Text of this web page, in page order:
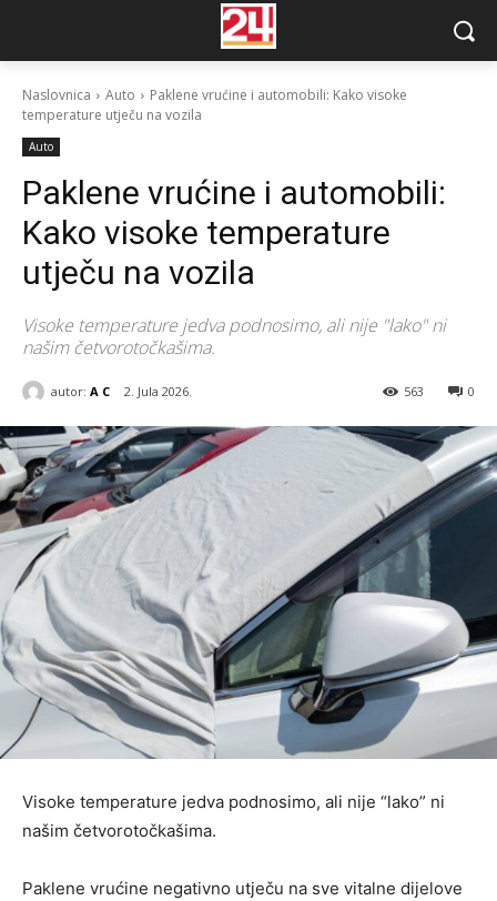
Naslovnica Auto
Paklene vrućine i automobili: Kako visoke
temperature utječu na vozila
Auto
Paklene vrućine i automobili:
Kako visoke temperature
utječu na vozila
Visoke temperature jedva podnosimo, ali nije "lako" ni
našim četvorotočkašima.
autor: A C 2. Jula 2026. 0
563
Visoke temperature jedva podnosimo, ali nije “lako” ni
našim četvorotočkašima.
Paklene vrućine negativno utječu na sve vitalne dijelove